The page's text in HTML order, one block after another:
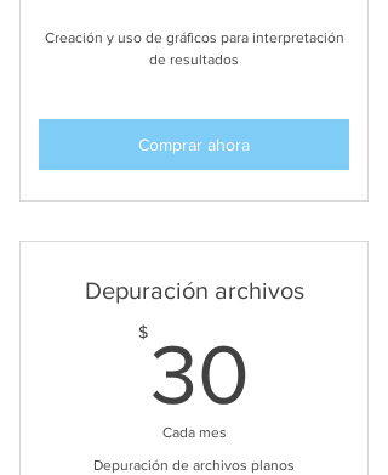
Creación y uso de gráficos para interpretación
de resultados
Comprar ahora
Depuración archivos
$ 30
Cada mes
Depuración de archivos planos